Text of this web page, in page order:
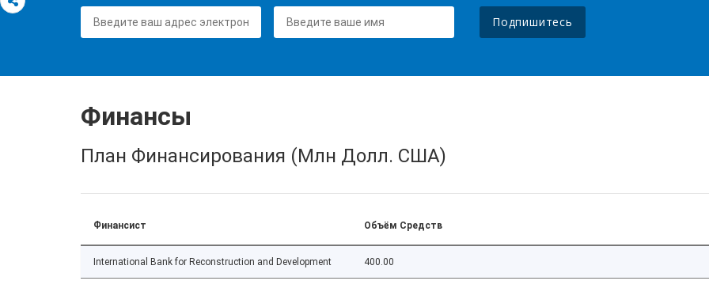
Подпишитесь
Финансы
План Финансирования (Млн Долл. США)
Финансист Объём Средств
International Bank for Reconstruction and Development 400.00